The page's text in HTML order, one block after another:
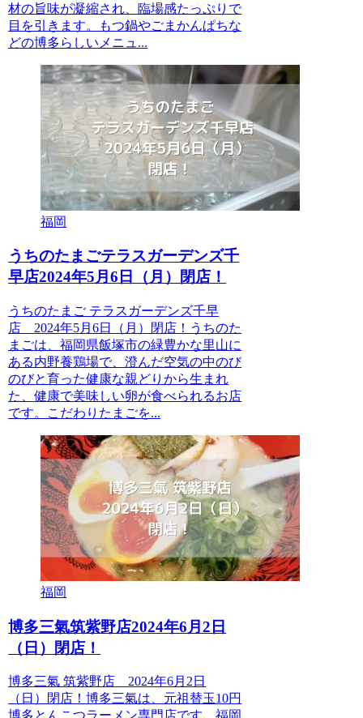
材の旨味が凝縮され、臨場感たっぷりで
目を引きます。もつ鍋やごまかんぱちな
どの博多らしいメニュ...
福岡
うちのたまごテラスガーデンズ千
早店2024年5月6日（月）閉店！
うちのたまご テラスガーデンズ千早
店 2024年5月6日（月）閉店！うちのた
まごは、福岡県飯塚市の緑豊かな里山に
ある内野養鶏場で、澄んだ空気の中のび
のびと育った健康な親どりから生まれ
た、健康で美味しい卵が食べられるお店
です。こだわりたまごを...
福岡
博多三氣筑紫野店2024年6月2日
（日）閉店！
博多三氣 筑紫野店 2024年6月2日
（日）閉店！博多三氣は、元祖替玉10円